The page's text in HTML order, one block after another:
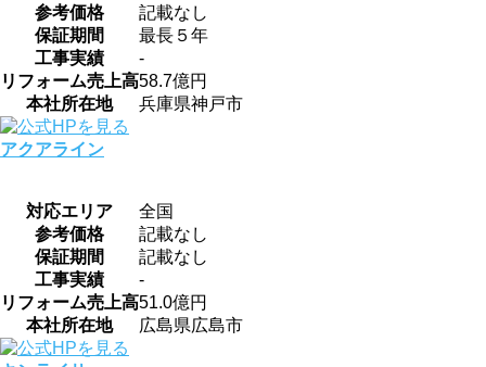
参考価格
記載なし
保証期間
最長５年
工事実績
-
リフォーム売上高58.7億円
本社所在地
兵庫県神戸市
アクアライン
対応エリア
全国
参考価格
記載なし
保証期間
記載なし
工事実績
-
リフォーム売上高51.0億円
本社所在地
広島県広島市